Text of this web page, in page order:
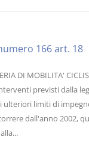
166 art. 18
DI MOBILITA'
previsti dalla
ulteriori limiti di
dall'anno 2002,